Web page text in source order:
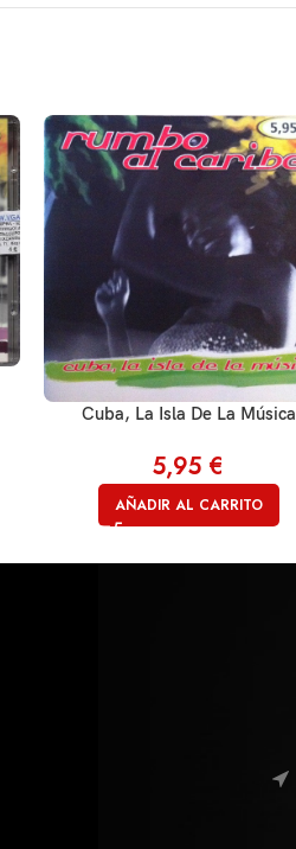
Cuba, La Isla De La Música
5,95 €
AÑADIR AL CARRITO